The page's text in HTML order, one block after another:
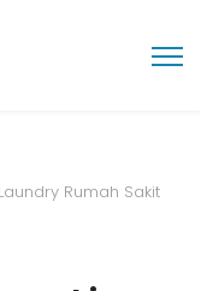
Rumah Sakit